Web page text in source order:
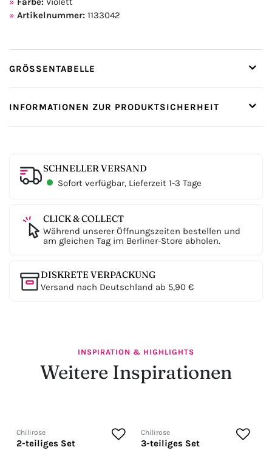
Artikelnummer: 1133042
GRÖSSENTABELLE
INFORMATIONEN ZUR PRODUKTSICHERHEIT
SCHNELLER VERSAND
Sofort verfügbar, Lieferzeit 1-3 Tage
CLICK & COLLECT
Während unserer Öffnungszeiten bestellen und
am gleichen Tag im Berliner-Store abholen.
DISKRETE VERPACKUNG
Versand nach Deutschland ab 5,90 €
INSPIRATION & HIGHLIGHTS
Weitere Inspirationen
Chilirose
2-teiliges Set
Chilirose
3-teiliges Set